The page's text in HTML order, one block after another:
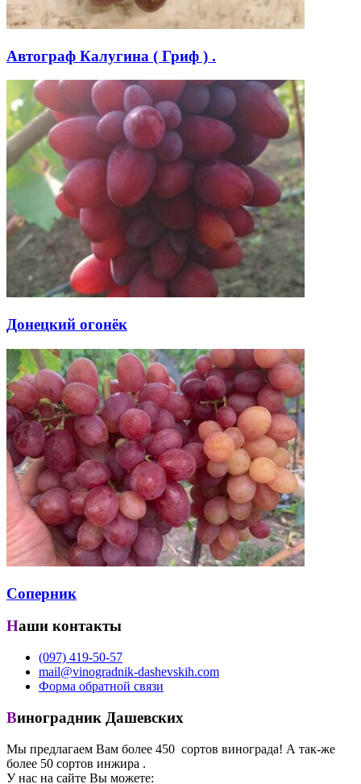
Автограф Калугина ( Гриф ) .
Донецкий огонёк
Соперник
Наши контакты
(097) 419-50-57
mail@vinogradnik-dashevskih.com
Форма обратной связи
Виноградник Дашевских
Мы предлагаем Вам более 450 сортов винограда! А так-же
более 50 сортов инжира .
У нас на сайте Вы можете: